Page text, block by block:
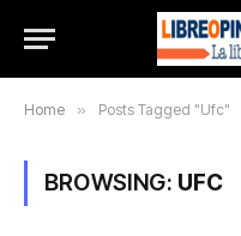
Home » Posts Tagged "Ufc"
BROWSING: UFC